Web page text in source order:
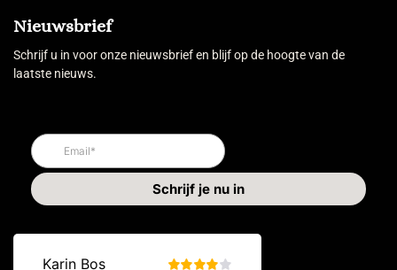
Nieuwsbrief
Schrijf u in voor onze nieuwsbrief en blijf op de hoogte van de
laatste nieuws.